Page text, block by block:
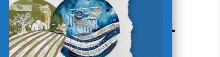
Δράσεις - Χρήσιμοι
Σύνδεσμοι